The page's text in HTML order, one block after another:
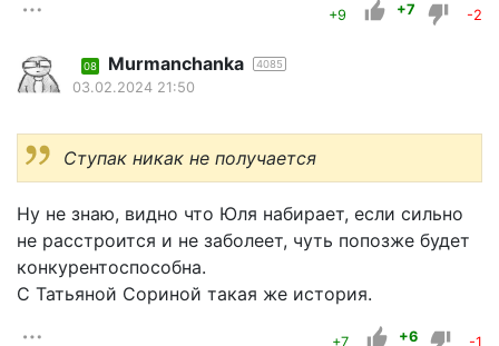
+9 +7 -2
08 Murmanchanka 4085
03.02.2024 21:50
Ступак никак не получается
Ну не знаю, видно что Юля набирает, если сильно
не расстроится и не заболеет, чуть попозже будет
конкурентоспособна.
С Татьяной Сориной такая же история.
+7 +6 -1